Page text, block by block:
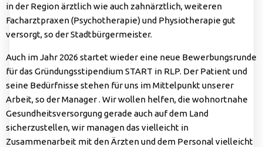
in der Region ärztlich wie auch zahnärztlich, weiteren
Facharztpraxen (Psychotherapie) und Physiotherapie gut
versorgt, so der Stadtbürgermeister.
Auch im Jahr 2026 startet wieder eine neue Bewerbungsrunde
für das Gründungsstipendium START in RLP. Der Patient und
seine Bedürfnisse stehen für uns im Mittelpunkt unserer
Arbeit, so der Manager . Wir wollen helfen, die wohnortnahe
Gesundheitsversorgung gerade auch auf dem Land
sicherzustellen, wir managen das vielleicht in
Zusammenarbeit mit den Ärzten und dem Personal vielleicht